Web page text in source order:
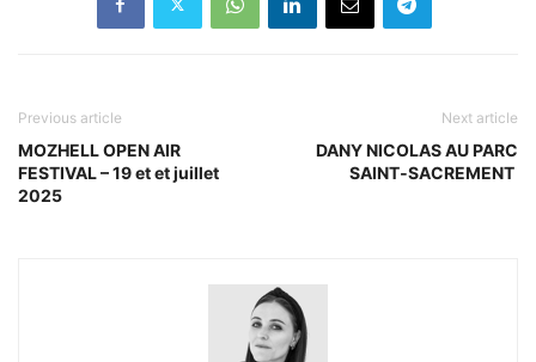
Previous article
MOZHELL OPEN AIR
FESTIVAL – 19 et et juillet
2025
Next article
DANY NICOLAS AU PARC
SAINT‑SACREMENT